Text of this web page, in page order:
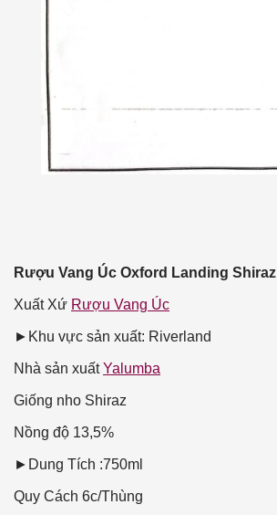
Rượu Vang Úc Oxford Landing Shiraz
Xuất Xứ Rượu Vang Úc
►Khu vực sản xuất: Riverland
Nhà sản xuất Yalumba
Giống nho Shiraz
Nồng độ 13,5%
►Dung Tích :750ml
Quy Cách 6c/Thùng